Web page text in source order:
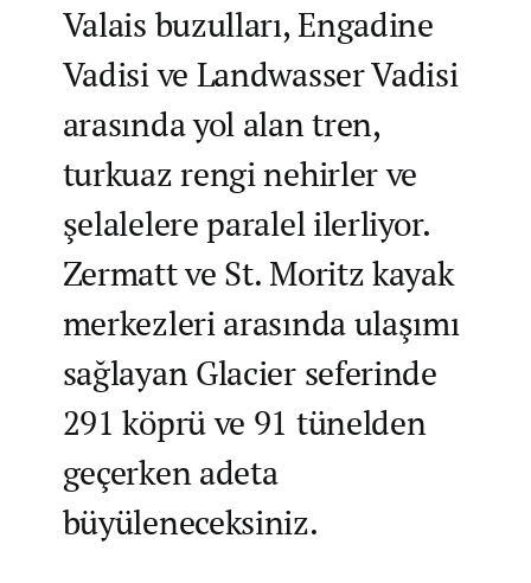
Valais buzulları, Engadine
Vadisi ve Landwasser Vadisi
arasında yol alan tren,
turkuaz rengi nehirler ve
şelalelere paralel ilerliyor.
Zermatt ve St. Moritz kayak
merkezleri arasında ulaşımı
sağlayan Glacier seferinde
291 köprü ve 91 tünelden
geçerken adeta
büyüleneceksiniz.